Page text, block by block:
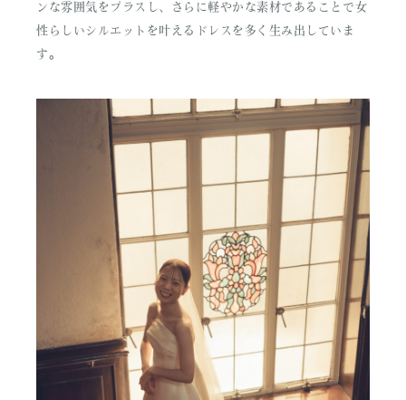
ンな雰囲気をプラスし、さらに軽やかな素材であることで女
性らしいシルエットを叶えるドレスを多く生み出していま
す。